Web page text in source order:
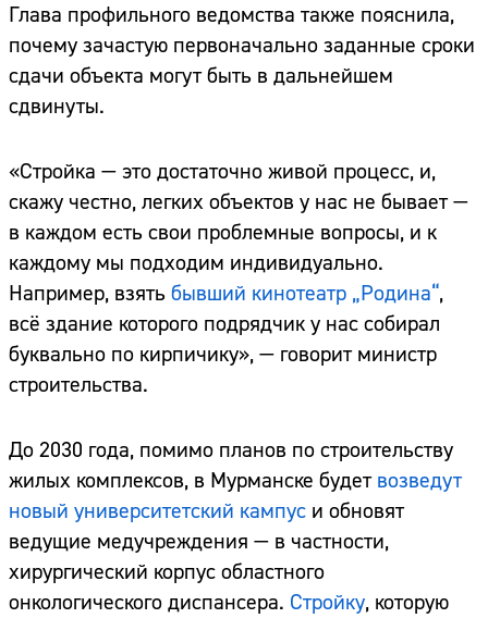
Глава профильного ведомства также пояснила,
почему зачастую первоначально заданные сроки
сдачи объекта могут быть в дальнейшем
сдвинуты.
«Стройка — это достаточно живой процесс, и,
скажу честно, легких объектов у нас не бывает —
в каждом есть свои проблемные вопросы, и к
каждому мы подходим индивидуально.
Например, взять бывший кинотеатр „Родина“,
всё здание которого подрядчик у нас собирал
буквально по кирпичику», — говорит министр
строительства.
До 2030 года, помимо планов по строительству
жилых комплексов, в Мурманске будет возведут
новый университетский кампус и обновят
ведущие медучреждения — в частности,
хирургический корпус областного
онкологического диспансера. Стройку, которую